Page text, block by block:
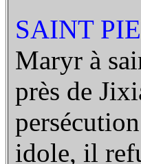
SAINT
Maryr à
près de
idole, il